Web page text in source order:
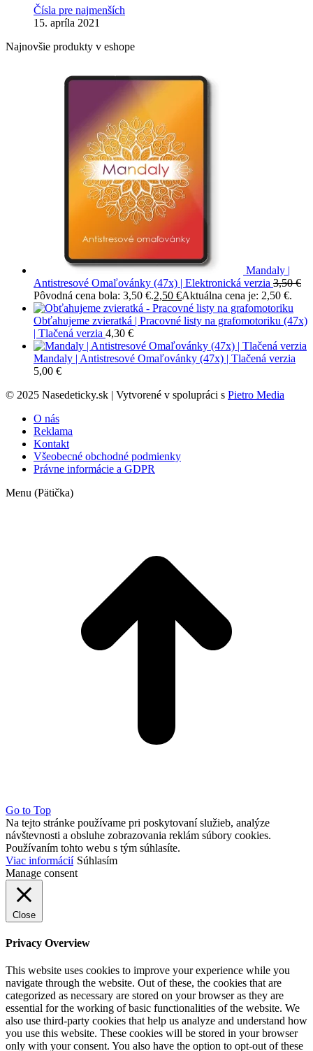
Čísla pre najmenších
15. apríla 2021
Najnovšie produkty v eshope
Mandaly |
Antistresové Omaľovánky (47x) | Elektronická verzia 3,50€
Pôvodná cena bola: 3,50 €.2,50 €Aktuálna cena je: 2,50 €.
Obťahujeme zvieratká | Pracovné listy na grafomotoriku (47x)
| Tlačená verzia 4,30 €
Mandaly | Antistresové Omaľovánky (47x) | Tlačená verzia
5,00 €
© 2025 Nasedeticky.sk | Vytvorené v spolupráci s Pietro Media
O nás
Reklama
Kontakt
Všeobecné obchodné podmienky
Právne informácie a GDPR
Menu (Pätička)
Go to Top
Na tejto stránke používame pri poskytovaní služieb, analýze
návštevnosti a obsluhe zobrazovania reklám súbory cookies.
Používaním tohto webu s tým súhlasíte.
Viac informácií Súhlasím
Manage consent
Close
Privacy Overview
This website uses cookies to improve your experience while you
navigate through the website. Out of these, the cookies that are
categorized as necessary are stored on your browser as they are
essential for the working of basic functionalities of the website. We
also use third-party cookies that help us analyze and understand how
you use this website. These cookies will be stored in your browser
only with your consent. You also have the option to opt-out of these